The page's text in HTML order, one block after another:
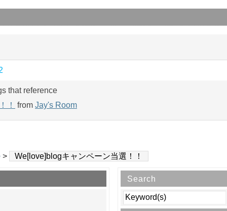
that reference
！
from Jay's Room
> We[love]blogキャンペーン当選！！
Search